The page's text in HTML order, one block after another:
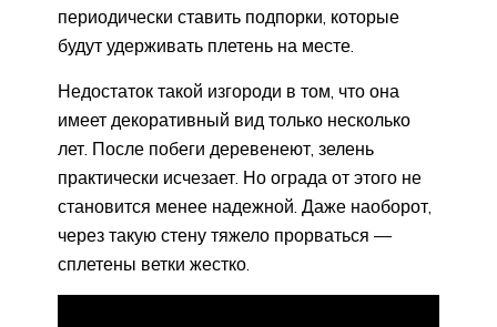
периодически ставить подпорки, которые
будут удерживать плетень на месте.
Недостаток такой изгороди в том, что она
имеет декоративный вид только несколько
лет. После побеги деревенеют, зелень
практически исчезает. Но ограда от этого не
становится менее надежной. Даже наоборот,
через такую стену тяжело прорваться —
сплетены ветки жестко.